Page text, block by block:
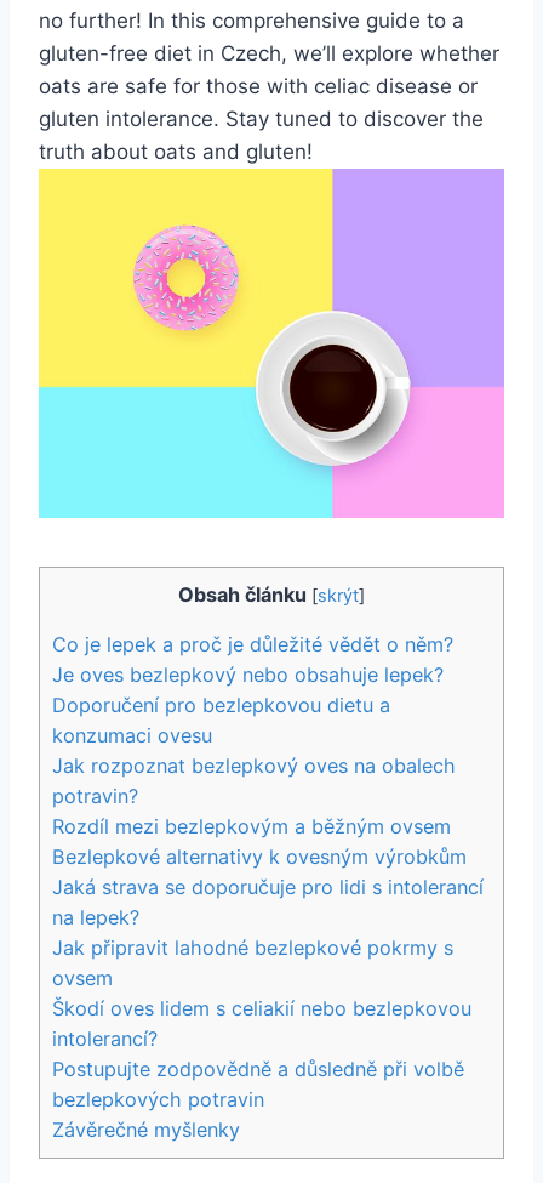
no further! In this comprehensive guide to a
gluten-free diet in Czech, we’ll explore whether
oats are safe for those with celiac disease or
gluten intolerance. Stay tuned to discover the
truth about oats and gluten!
Obsah článku [skrýt]
Co je lepek a proč je důležité vědět o něm?
Je oves bezlepkový nebo obsahuje lepek?
Doporučení pro bezlepkovou dietu a
konzumaci ovesu
Jak rozpoznat bezlepkový oves na obalech
potravin?
Rozdíl mezi bezlepkovým a běžným ovsem
Bezlepkové alternativy k ovesným výrobkům
Jaká strava se doporučuje pro lidi s intolerancí
na lepek?
Jak připravit lahodné bezlepkové pokrmy s
ovsem
Škodí oves lidem s celiakií nebo bezlepkovou
intolerancí?
Postupujte zodpovědně a důsledně při volbě
bezlepkových potravin
Závěrečné myšlenky